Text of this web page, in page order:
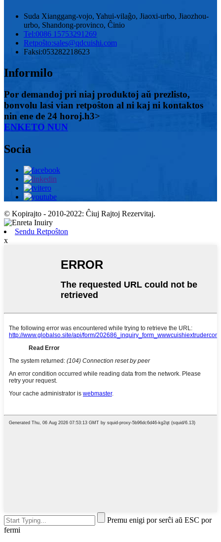
Suda Xianggang-vojo, Yahui-vilaĝo, Jiaoxi-urbo, Jiaozhou-
urbo, Shandong-provinco, Ĉinio
Tel:0086 15753291269
Retpoŝto:sales@qdcuishi.com
Faksi:053282218623
Informilo
Por demandoj pri niaj produktoj aŭ prezlisto,
bonvolu lasi vian retpoŝton al ni kaj ni kontaktos
nin ene de 24 horoj.h3>
ENKETO NUN
Socia
© Kopirajto - 2010-2022: Ĉiuj Rajtoj Rezervitaj.
Sendu Retpoŝton
x
Premu enigi por serĉi aŭ ESC por
fermi